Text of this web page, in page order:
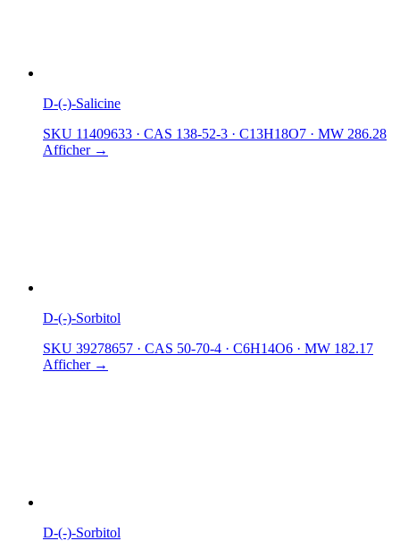
D-(-)-Salicine
SKU 11409633 · CAS 138-52-3 · C13H18O7 · MW 286.28
Afficher →
D-(-)-Sorbitol
SKU 39278657 · CAS 50-70-4 · C6H14O6 · MW 182.17
Afficher →
D-(-)-Sorbitol